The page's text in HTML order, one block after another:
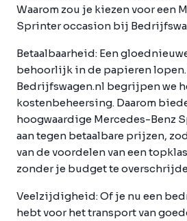
Waarom zou je kiezen voor een
Sprinter occasion bij
Betaalbaarheid: Een
behoorlijk in de papieren
Bedrijfswagen.nl begrijpen we
kostenbeheersing. Daarom
hoogwaardige Mercedes-Benz
aan tegen betaalbare prijzen,
van de voordelen van een
zonder je budget te
Veelzijdigheid:Of je nu een
hebt voor het transport van